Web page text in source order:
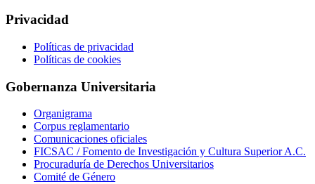
Privacidad
Políticas de privacidad
Políticas de cookies
Gobernanza Universitaria
Organigrama
Corpus reglamentario
Comunicaciones oficiales
FICSAC / Fomento de Investigación y Cultura Superior A.C.
Procuraduría de Derechos Universitarios
Comité de Género